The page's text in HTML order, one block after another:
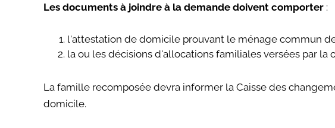
Les documents à joindre à la demande doivent comporter:
l'attestation de domicile prouvant le ménage commun
la ou les décisions d'allocations familiales versées par la
La famille recomposée devra informer la Caisse des
domicile.